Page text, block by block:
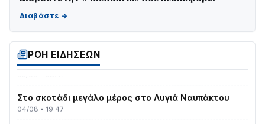
ΡΟΗ ΕΙΔΗΣΕΩΝ
Γιορτή της Τράτας 2026 | Ερατεινή Δωρίδας:
Παράδοση, Χορός & Γλέντι!
ΤΟ ΠΑΡΤΥ ΣΥΝΕΧΙΖΕΤΑΙ…
05/08 • 08:41
04/08 • 19:47